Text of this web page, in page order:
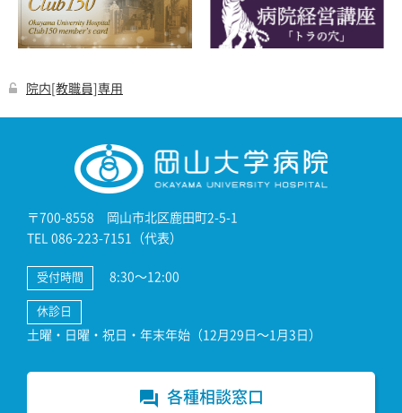
院内[教職員]専用
〒700-8558 岡山市北区鹿田町2-5-1
TEL 086-223-7151（代表）
受付時間 8:30～12:00
休診日
土曜・日曜・祝日・年末年始（12月29日～1月3日）
forum 各種相談窓口